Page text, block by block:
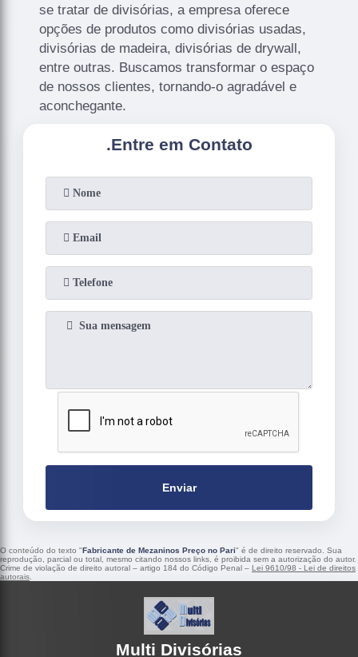
se tratar de divisórias, a empresa oferece
opções de produtos como divisórias usadas,
divisórias de madeira, divisórias de drywall,
entre outras. Buscamos transformar o espaço
de nossos clientes, tornando-o agradável e
aconchegante.
.Entre em Contato
Enviar
O conteúdo do texto "Fabricante de Mezaninos Preço no Pari" é de direito reservado. Sua
reprodução, parcial ou total, mesmo citando nossos links, é proibida sem a autorização do autor.
Crime de violação de direito autoral – artigo 184 do Código Penal – Lei 9610/98 - Lei de direitos
autorais
Multi Divisórias